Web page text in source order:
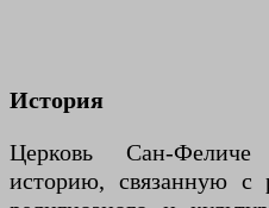
История
Церковь Сан-
историю, связанную с